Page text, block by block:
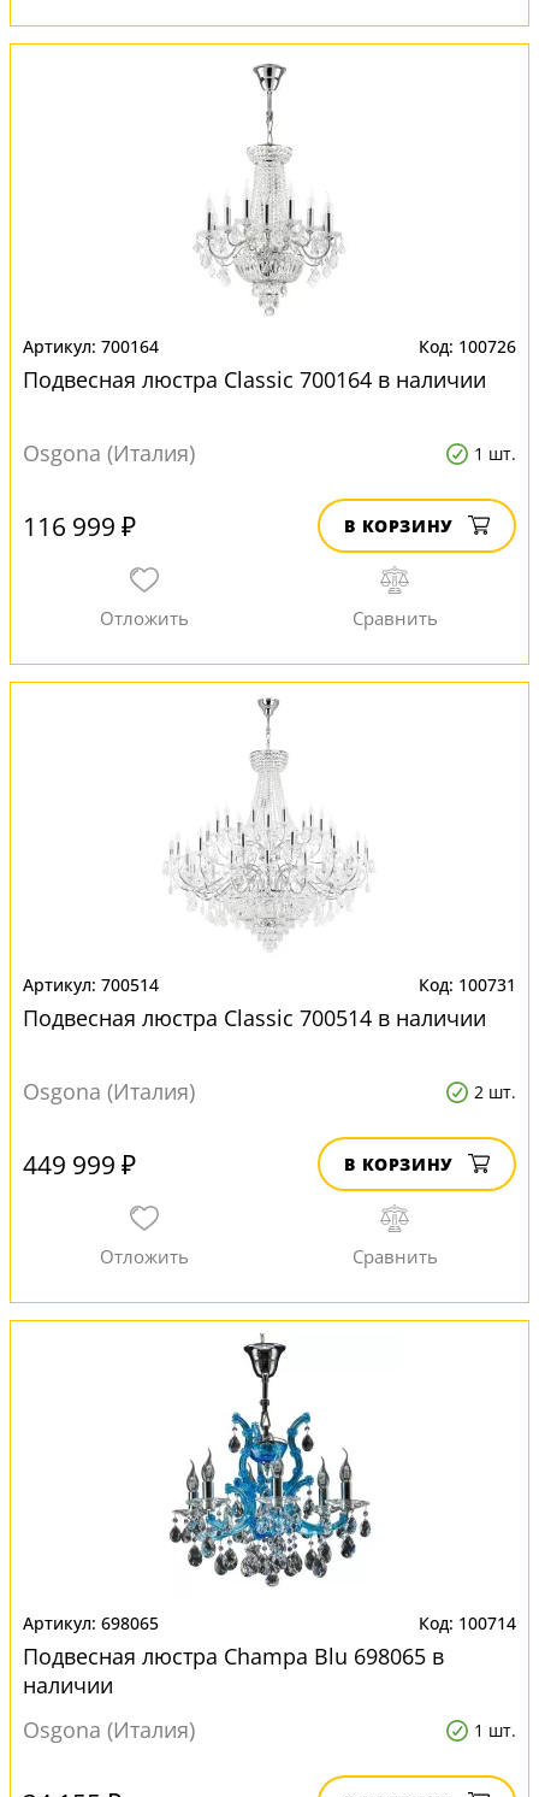
700164 100726
Подвесная люстра Classic 700164 в наличии
Osgona (Италия) 1 шт.
116 999 ₽ В КОРЗИНУ
700514 100731
Подвесная люстра Classic 700514 в наличии
Osgona (Италия) 2 шт.
449 999 ₽ В КОРЗИНУ
698065 100714
Подвесная люстра Champa Blu 698065 в
наличии
Osgona (Италия)
1 шт.